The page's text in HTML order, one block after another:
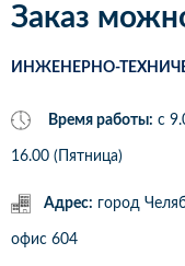
Заказ
ИНЖЕНЕРНО-
Время работы: с
16.00 (Пятница)
Адрес: город
офис 604